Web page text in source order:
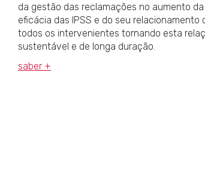
da gestão das reclamações no aumento da
eficácia das IPSS e do seu relacionamento
todos os intervenientes tornando esta
sustentável e de longa duração.
saber +